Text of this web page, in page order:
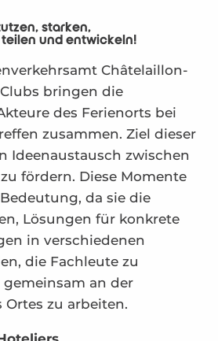
stärken,
und entwickeln!
Châtelaillon-
bringen die
des Ferienorts bei
zusammen. Ziel dieser
Ideenaustausch zwischen
fördern. Diese Momente
da sie die
Lösungen für konkrete
in verschiedenen
die Fachleute zu
an der
zu arbeiten.